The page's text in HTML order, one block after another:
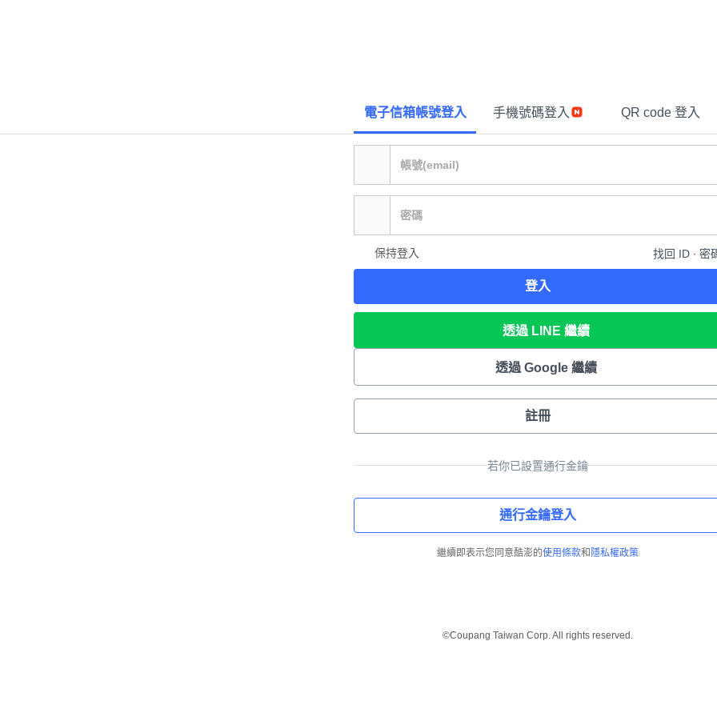
電子信箱帳號登入 手機號碼登入 QR code 登入
保持登入 找回 ID ∙ 密
登入
透過 LINE 繼續
透過 Google 繼續
註冊
若你已設置通行金鑰
通行金鑰登入
繼續即表示您同意酷澎的使用條款和 隱私權政策
©Coupang Taiwan Corp. All rights reserved.